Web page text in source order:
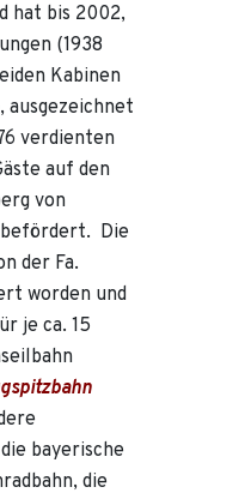
hat bis 2002,
(1938
Kabinen
ausgezeichnet
verdienten
auf den
von
Die
der Fa.
worden und
je ca. 15
bayerische
die